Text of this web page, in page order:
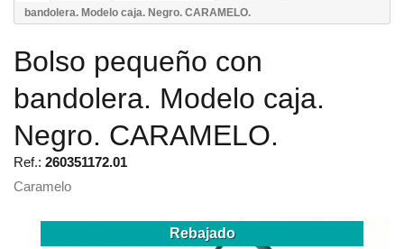
HOMBRE
bandolera. Modelo caja. Negro. CARAMELO.
Bolso pequeño con
bandolera. Modelo caja.
Negro. CARAMELO.
Ref.: 260351172.01
Caramelo
Rebajado